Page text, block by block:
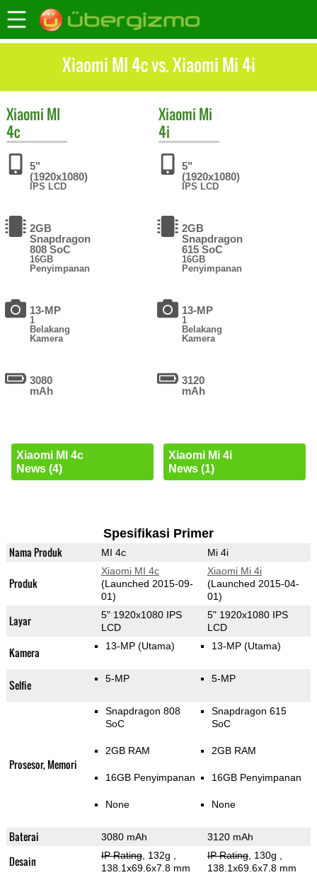
Xiaomi MI 4c vs. Xiaomi Mi 4i
Xiaomi MI
4c
5"
(1920x1080)
IPS LCD
2GB
Snapdragon
808 SoC
16GB
Penyimpanan
13-MP
1
Belakang
Kamera
3080
mAh
Xiaomi MI 4c
News (4)
Xiaomi Mi
4i
5"
(1920x1080)
IPS LCD
2GB
Snapdragon
615 SoC
16GB
Penyimpanan
13-MP
1
Belakang
Kamera
3120
mAh
Xiaomi Mi 4i
News (1)
Spesifikasi Primer
Nama Produk MI 4c Mi 4i
Produk
Xiaomi MI 4c
(Launched 2015-09-
01)
Xiaomi Mi 4i
(Launched 2015-04-
01)
Layar
5" 1920x1080 IPS
LCD
5" 1920x1080 IPS
LCD
Kamera 13-MP (Utama) 13-MP (Utama)
Selfie 5-MP 5-MP
Prosesor, Memori
Snapdragon 808
SoC
2GB RAM
16GB Penyimpanan
None
Snapdragon 615
SoC
2GB RAM
16GB Penyimpanan
None
Baterai 3080 mAh 3120 mAh
Desain IP Rating, 132g
138.1x69.6x7.8 mm
IP Rating, 130g
138.1x69.6x7.8 mm